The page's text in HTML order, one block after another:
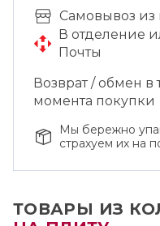
Cамовывоз из
В отделение
Почты
Возврат / обмен в
момента покупки
Мы бережно
страхуем их на
ТОВАРЫ ИЗ